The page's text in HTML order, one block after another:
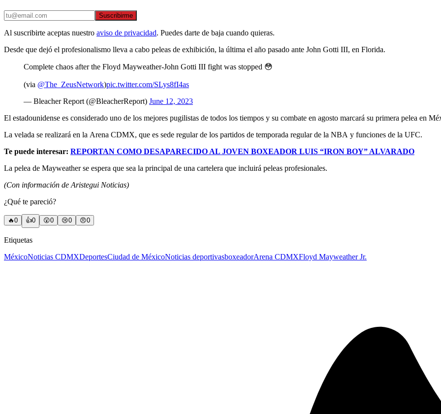
Suscribirme
Al suscribirte aceptas nuestro aviso de privacidad. Puedes darte de baja cuando quieras.
Desde que dejó el profesionalismo lleva a cabo peleas de exhibición, la última el año pasado ante John Gotti III, en Florida.
Complete chaos after the Floyd Mayweather-John Gotti III fight was stopped 😳
(via @The_ZeusNetwork)pic.twitter.com/SLys8fI4as
— Bleacher Report (@BleacherReport) June 12, 2023
El estadounidense es considerado uno de los mejores pugilistas de todos los tiempos y su combate en agosto marcará su primera pelea en
La velada se realizará en la Arena CDMX, que es sede regular de los partidos de temporada regular de la NBA y funciones de la UFC.
Te puede interesar: REPORTAN COMO DESAPARECIDO AL JOVEN BOXEADOR LUIS “IRON BOY” ALVARADO
La pelea de Mayweather se espera que sea la principal de una cartelera que incluirá peleas profesionales.
(Con información de Aristegui Noticias)
¿Qué te pareció?
🔥0 👍0 😲0 😢0 😠0
Etiquetas
MéxicoNoticias CDMXDeportesCiudad de MéxicoNoticias deportivasboxeadorArena CDMXFloyd Mayweather Jr.